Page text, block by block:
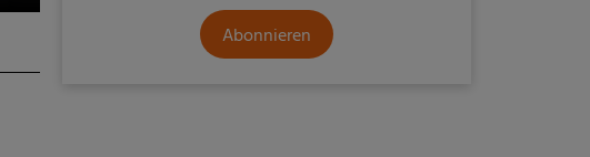
Abonnieren